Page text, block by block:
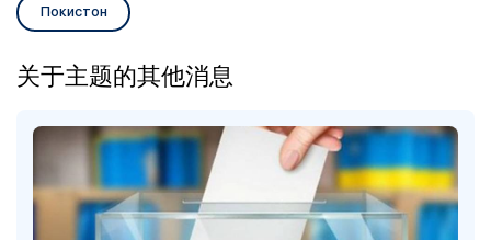
Покистон
关于主题的其他消息